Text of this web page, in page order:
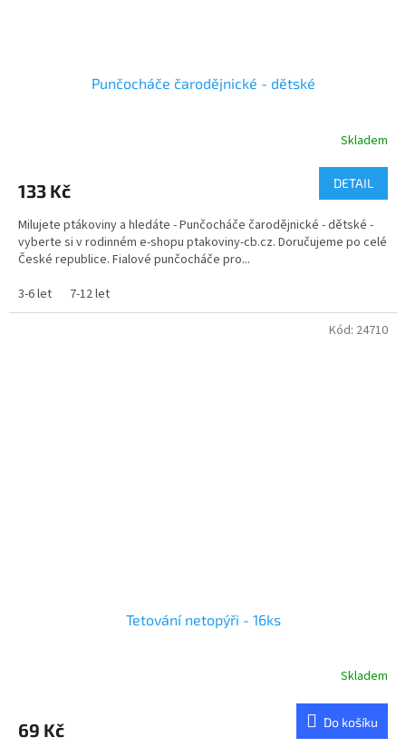
Punčocháče čarodějnické - dětské
Skladem
133 Kč DETAIL
Milujete ptákoviny a hledáte - Punčocháče čarodějnické - dětské -
vyberte si v rodinném e-shopu ptakoviny-cb.cz. Doručujeme po celé
České republice. Fialové punčocháče pro...
3-6 let
7-12 let
Tetování netopýři - 16ks
Skladem
69 Kč Do košíku
Kód: 24710